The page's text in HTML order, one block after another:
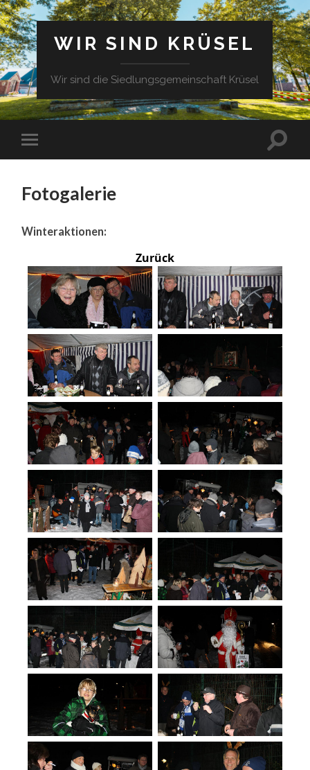
WIR SIND KRÜSEL
Wir sind die Siedlungsgemeinschaft Krüsel
Fotogalerie
Winteraktionen:
Zurück